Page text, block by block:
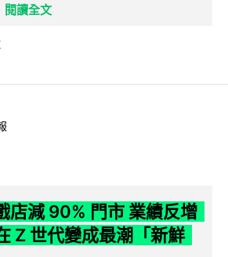
閱讀全文
店減 90% 門市 業績反增
Z 世代變成最潮「新鮮